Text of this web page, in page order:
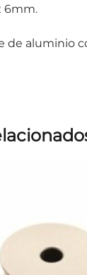
6mm.
de aluminio